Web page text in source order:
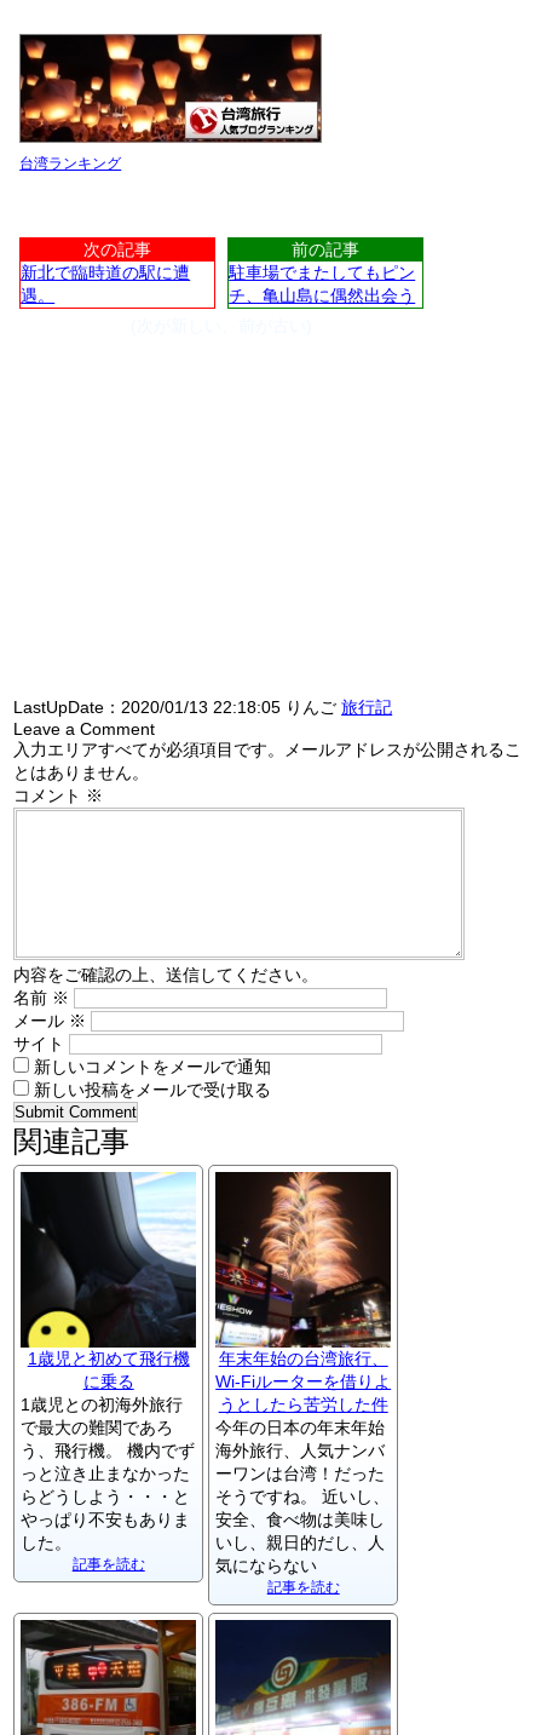
台湾ランキング
次の記事
新北で臨時道の駅に遭
遇。
前の記事
駐車場でまたしてもピン
チ、亀山島に偶然出会う
LastUpDate： 2020/01/13 22:18:05 りんご 旅行記
Leave a Comment
入力エリアすべてが必須項目です。メールアドレスが公開されるこ
とはありません。
コメント ※
内容をご確認の上、送信してください。
名前 ※
メール ※
サイト
新しいコメントをメールで通知
新しい投稿をメールで受け取る
関連記事
1歳児と初めて飛行機
に乗る
1歳児との初海外旅行
で最大の難関であろ
う、飛行機。 機内でず
っと泣き止まなかった
らどうしよう・・・と
やっぱり不安もありま
した。
記事を読む
年末年始の台湾旅行、
Wi-Fiルーターを借りよ
うとしたら苦労した件
今年の日本の年末年始
海外旅行、人気ナンバ
ーワンは台湾！だった
そうですね。 近いし、
安全、食べ物は美味し
いし、親日的だし、人
気にならない
記事を読む